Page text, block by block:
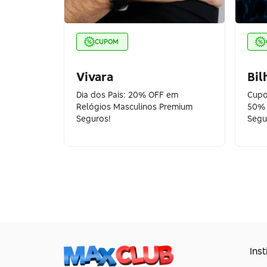
CUPOM
Vivara
Dia dos Pais: 20% OFF em
Relógios Masculinos Premium
Seguros!
50%